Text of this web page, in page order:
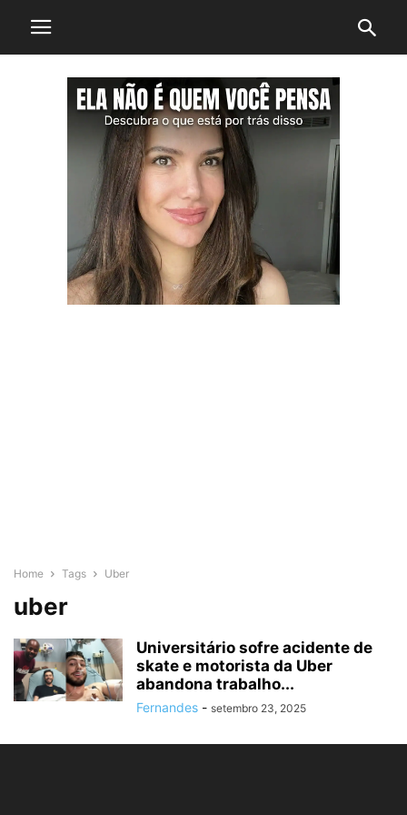
Home Tags Uber
uber
Universitário sofre acidente de
skate e motorista da Uber
abandona trabalho...
Fernandes - setembro 23, 2025